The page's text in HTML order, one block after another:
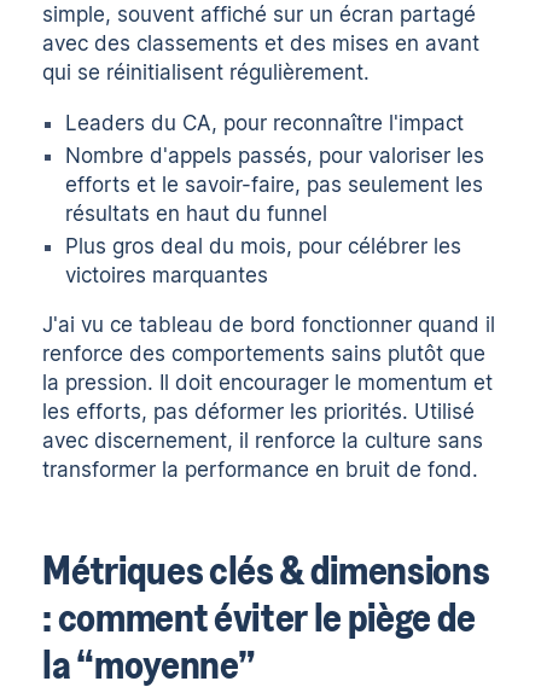
simple, souvent affiché sur un écran partagé
avec des classements et des mises en avant
qui se réinitialisent régulièrement.
Leaders du CA, pour reconnaître l'impact
Nombre d'appels passés, pour valoriser les
efforts et le savoir-faire, pas seulement les
résultats en haut du funnel
Plus gros deal du mois, pour célébrer les
victoires marquantes
J'ai vu ce tableau de bord fonctionner quand il
renforce des comportements sains plutôt que
la pression. Il doit encourager le momentum et
les efforts, pas déformer les priorités. Utilisé
avec discernement, il renforce la culture sans
transformer la performance en bruit de fond.
Métriques clés & dimensions
: comment éviter le piège de
la “moyenne”